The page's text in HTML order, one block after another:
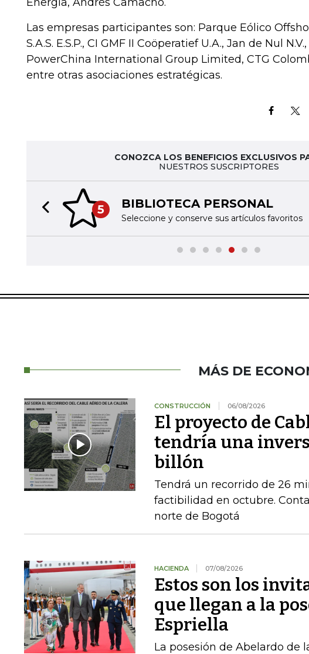
Las empresas participantes son: Parque Eólico
S.A.S. E.S.P., CI GMF II Coöperatief U.A., Jan de Nul
PowerChina International Group Limited, CTG
entre otras asociaciones estratégicas.
CONOZCA LOS BENEFICIOS EXCLUSIVOS
NUESTROS SUSCRIPTORES
5 BIBLIOTECA PERSONAL
Seleccione y conserve sus artículos favoritos
Previous slide
MÁS DE
CONSTRUCCIÓN 06/08/2026
El proyecto de
tendría una
billón
Tendrá un recorrido de 26
factibilidad en octubre.
norte de Bogotá
HACIENDA 07/08/2026
Estos son los
que llegan a la
Espriella
La posesión de Abelardo de